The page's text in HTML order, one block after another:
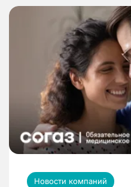
Новости компаний